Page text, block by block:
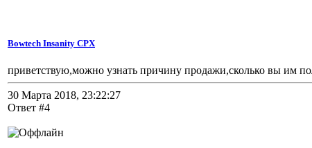
Bowtech Insanity CPX
приветствую,можно узнать причину продажи,сколько вы им
30 Марта 2018, 23:22:27
Ответ #4